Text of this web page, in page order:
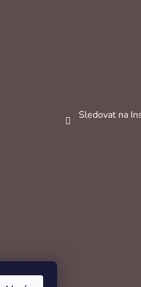
Sledovat na